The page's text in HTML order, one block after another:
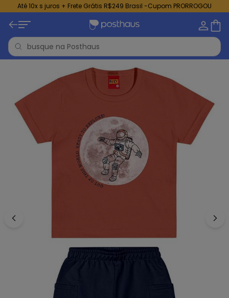
Até 10x s juros + Frete Grátis R$249 Brasil -Cupom PRORROGOU